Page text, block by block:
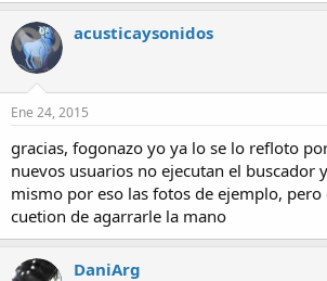
acusticaysonidos
Ene 24, 2015
gracias, fogonazo yo ya lo se lo refloto
nuevos usuarios no ejecutan el buscador
mismo por eso las fotos de ejemplo, pero
cuetion de agarrarle la mano
DaniArg